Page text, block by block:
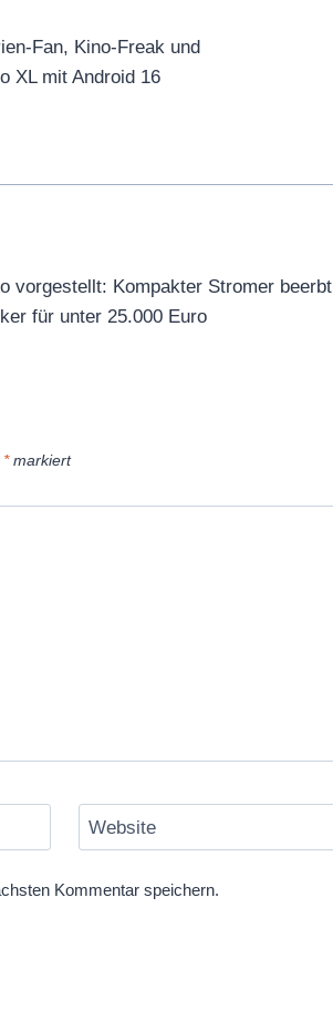
Fan, Kino-Freak und
XL mit Android 16
vorgestellt: Kompakter Stromer beerbt
für unter 25.000 Euro
*markiert
Website
Kommentar speichern.